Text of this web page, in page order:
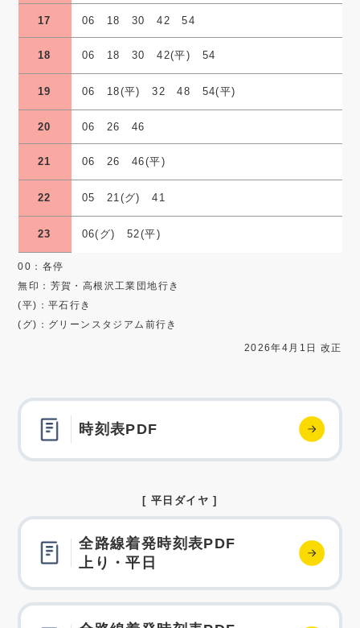
17 06 18 30 42 54
18 06 18 30 42(平) 54
19 06 18(平) 32 48 54(平)
20 06 26 46
21 06 26 46(平)
22 05 21(グ) 41
23 06(グ) 52(平)
00：各停
無印：芳賀・高根沢工業団地行き
(平)：平石行き
(グ)：グリーンスタジアム前行き
2026年4月1日 改正
時刻表PDF
[ 平日ダイヤ ]
全路線着発時刻表PDF
上り・平日